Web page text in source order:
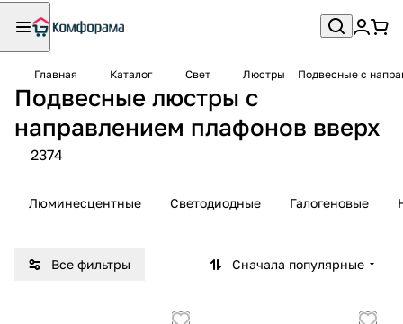
Главная Каталог Свет Люстры Подвесные с
Подвесные люстры с
направлением плафонов вверх
2374
Люминесцентные Светодиодные Галогеновые
Все фильтры Сначала популярные